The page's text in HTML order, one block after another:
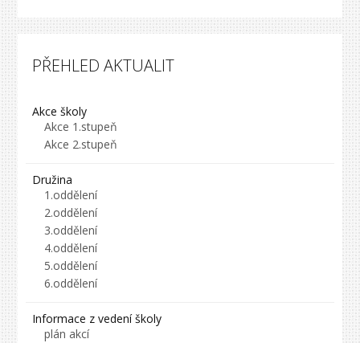
PŘEHLED AKTUALIT
Akce školy
Akce 1.stupeň
Akce 2.stupeň
Družina
1.oddělení
2.oddělení
3.oddělení
4.oddělení
5.oddělení
6.oddělení
Informace z vedení školy
plán akcí